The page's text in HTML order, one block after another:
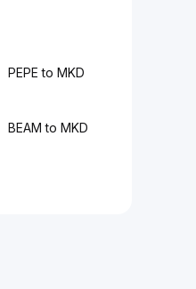
PEPE to MKD
BEAM to MKD